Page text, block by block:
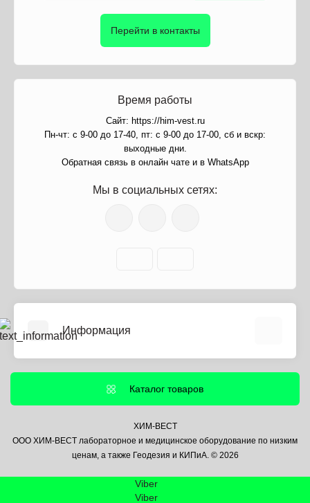
Перейти в контакты
Время работы
Сайт: https://him-vest.ru
Пн-чт: с 9-00 до 17-40, пт: с 9-00 до 17-00, сб и вскр:
выходные дни.
Обратная связь в онлайн чате и в WhatsApp
Мы в социальных сетях:
Информация
Информация о доставке
Политика безопасности
Контакты
Каталог товаров
ХИМ-ВЕСТ
ООО ХИМ-ВЕСТ лабораторное и медицинское оборудование по низким
ценам, а также Геодезия и КИПиА. © 2026
Viber
Viber